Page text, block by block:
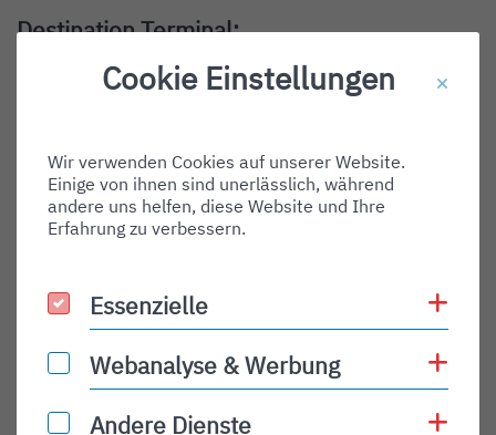
Destination Terminal:
Destination Gate:
Shortname:
Type:
departure
PLN
Status Description:
Checkin:
Cookie Einstellungen
Wir verwenden Cookies auf unserer Website.
Einige von ihnen sind unerlässlich, während
andere uns helfen, diese Website und Ihre
Erfahrung zu verbessern.
Essenzielle
Essenzielle
Webanalyse & Werbung
Webanalyse & Werbung
Andere Dienste
Andere Dienste